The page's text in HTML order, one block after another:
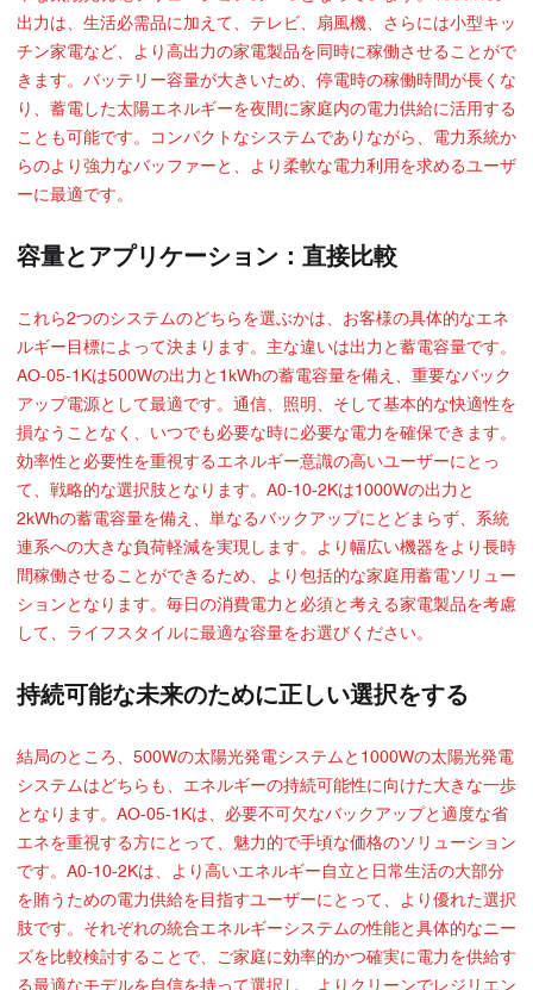
出力は、生活必需品に加えて、テレビ、扇風機、さらには小型キッ
チン家電など、より高出力の家電製品を同時に稼働させることがで
きます。バッテリー容量が大きいため、停電時の稼働時間が長くな
り、蓄電した太陽エネルギーを夜間に家庭内の電力供給に活用する
ことも可能です。コンパクトなシステムでありながら、電力系統か
らのより強力なバッファーと、より柔軟な電力利用を求めるユーザ
ーに最適です。
容量とアプリケーション：直接比較
これら2つのシステムのどちらを選ぶかは、お客様の具体的なエネ
ルギー目標によって決まります。主な違いは出力と蓄電容量です。
AO-05-1Kは500Wの出力と1kWhの蓄電容量を備え、重要なバック
アップ電源として最適です。通信、照明、そして基本的な快適性を
損なうことなく、いつでも必要な時に必要な電力を確保できます。
効率性と必要性を重視するエネルギー意識の高いユーザーにとっ
て、戦略的な選択肢となります。A0-10-2Kは1000Wの出力と
2kWhの蓄電容量を備え、単なるバックアップにとどまらず、系統
連系への大きな負荷軽減を実現します。より幅広い機器をより長時
間稼働させることができるため、より包括的な家庭用蓄電ソリュー
ションとなります。毎日の消費電力と必須と考える家電製品を考慮
して、ライフスタイルに最適な容量をお選びください。
持続可能な未来のために正しい選択をする
結局のところ、500Wの太陽光発電システムと1000Wの太陽光発電
システムはどちらも、エネルギーの持続可能性に向けた大きな一歩
となります。AO-05-1Kは、必要不可欠なバックアップと適度な省
エネを重視する方にとって、魅力的で手頃な価格のソリューション
です。A0-10-2Kは、より高いエネルギー自立と日常生活の大部分
を賄うための電力供給を目指すユーザーにとって、より優れた選択
肢です。それぞれの統合エネルギーシステムの性能と具体的なニー
ズを比較検討することで、ご家庭に効率的かつ確実に電力を供給す